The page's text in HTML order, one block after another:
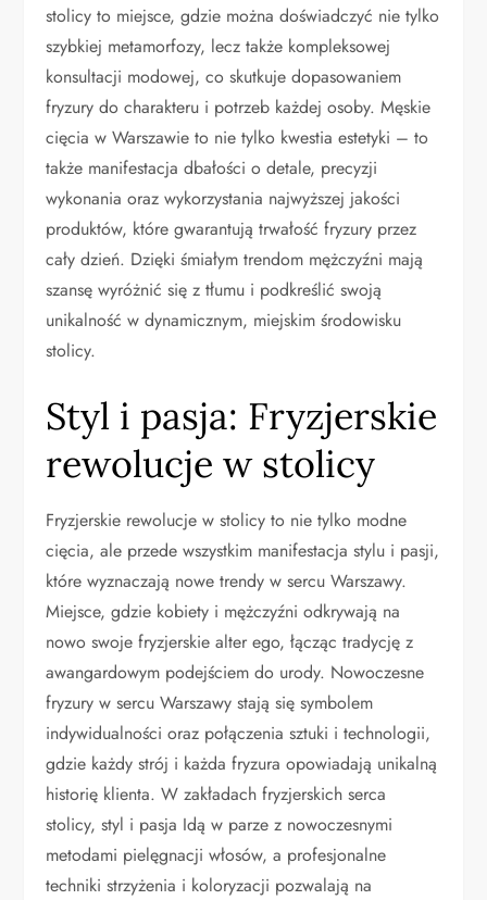
stolicy to miejsce, gdzie można doświadczyć nie tylko
szybkiej metamorfozy, lecz także kompleksowej
konsultacji modowej, co skutkuje dopasowaniem
fryzury do charakteru i potrzeb każdej osoby. Męskie
cięcia w Warszawie to nie tylko kwestia estetyki – to
także manifestacja dbałości o detale, precyzji
wykonania oraz wykorzystania najwyższej jakości
produktów, które gwarantują trwałość fryzury przez
cały dzień. Dzięki śmiałym trendom mężczyźni mają
szansę wyróżnić się z tłumu i podkreślić swoją
unikalność w dynamicznym, miejskim środowisku
stolicy.
Styl i pasja: Fryzjerskie
rewolucje w stolicy
Fryzjerskie rewolucje w stolicy to nie tylko modne
cięcia, ale przede wszystkim manifestacja stylu i pasji,
które wyznaczają nowe trendy w sercu Warszawy.
Miejsce, gdzie kobiety i mężczyźni odkrywają na
nowo swoje fryzjerskie alter ego, łącząc tradycję z
awangardowym podejściem do urody. Nowoczesne
fryzury w sercu Warszawy stają się symbolem
indywidualności oraz połączenia sztuki i technologii,
gdzie każdy strój i każda fryzura opowiadają unikalną
historię klienta. W zakładach fryzjerskich serca
stolicy, styl i pasja Idą w parze z nowoczesnymi
metodami pielęgnacji włosów, a profesjonalne
techniki strzyżenia i koloryzacji pozwalają na